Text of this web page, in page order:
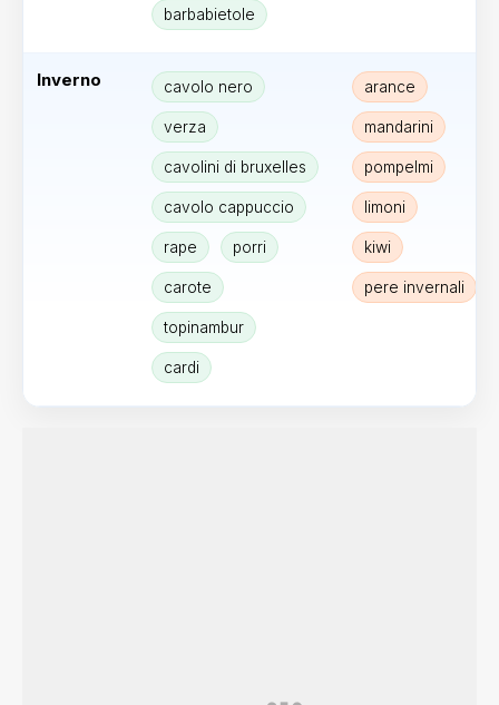
barbabietole
Inverno cavolo nero
verza
cavolini di bruxelles
cavolo cappuccio
rape porri
carote
topinambur
cardi
arance
mandarini
pompelmi
limoni
kiwi
pere invernali